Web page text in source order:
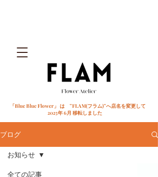
「Blue Blue Flower」 は ”FLAM(フラム)”へ店名を変更して
2025年 6月 移転しました
ブログ
全ての記事
お知らせ